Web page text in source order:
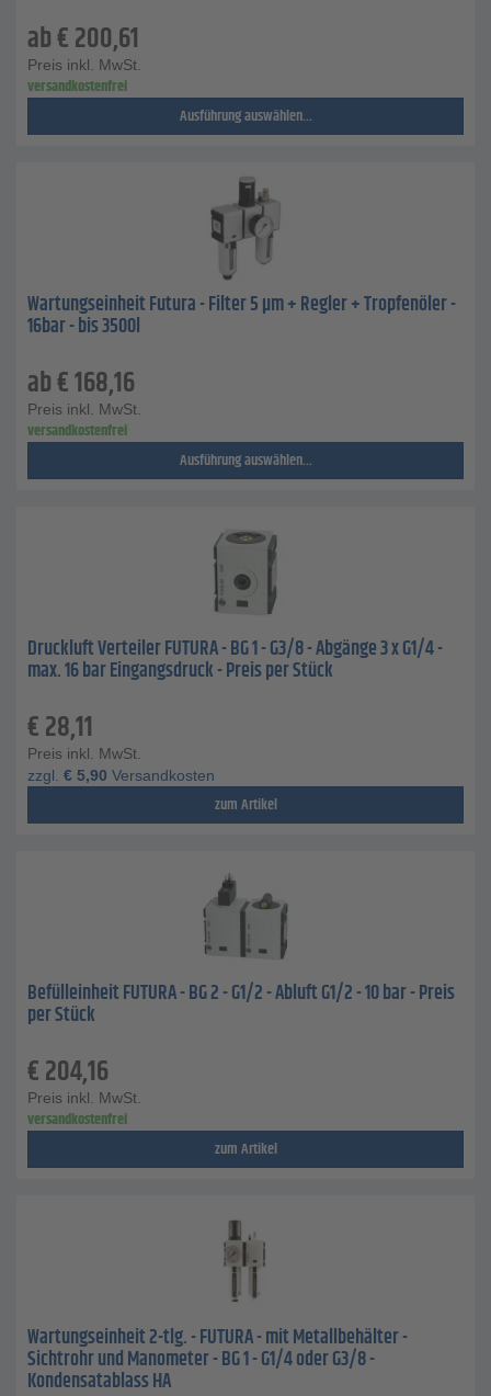
ab€200,61
Preis inkl. MwSt.
versandkostenfrei
Ausführung auswählen...
Wartungseinheit Futura - Filter 5 µm + Regler + Tropfenöler -
16bar - bis 3500l
ab€168,16
Preis inkl. MwSt.
versandkostenfrei
Ausführung auswählen...
Druckluft Verteiler FUTURA - BG 1 - G3/8 - Abgänge 3 x G1/4 -
max. 16 bar Eingangsdruck - Preis per Stück
€28,11
Preis inkl. MwSt.
zzgl. € 5,90 Versandkosten
zum Artikel
Befülleinheit FUTURA - BG 2 - G1/2 - Abluft G1/2 - 10 bar - Preis
per Stück
€204,16
Preis inkl. MwSt.
versandkostenfrei
zum Artikel
Wartungseinheit 2-tlg. - FUTURA - mit Metallbehälter -
Sichtrohr und Manometer - BG 1 - G1/4 oder G3/8 -
Kondensatablass HA